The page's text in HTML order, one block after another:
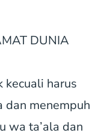
DUNIA
kecuali harus
dan menempuh
wa ta’ala dan